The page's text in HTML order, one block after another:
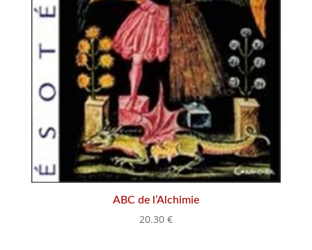
ABC de l’Alchimie
20.30 €